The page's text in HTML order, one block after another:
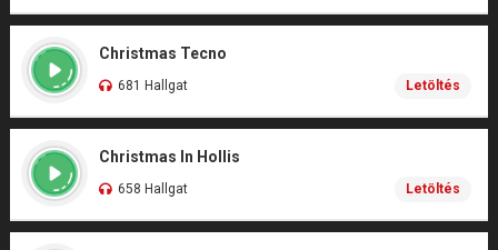
Christmas Tecno
681 Hallgat Letöltés
Christmas In Hollis
658 Hallgat Letöltés